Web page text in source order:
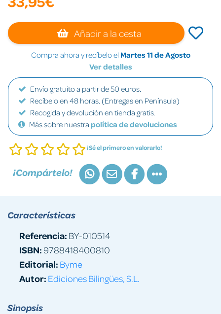
Añadir a la cesta
Compra ahora y recíbelo el Martes 11 de Agosto
Ver detalles
Envío gratuito a partir de 50 euros.
Recíbelo en 48 horas. (Entregas en Península)
Recogida y devolución en tienda gratis.
Más sobre nuestra política de devoluciones
¡Sé el primero en valorarlo!
¡Compártelo!
Sinopsis
Características
Referencia: BY-010514
ISBN:9788418400810
Editorial: Byme
Autor: Ediciones Bilingües, S.L.